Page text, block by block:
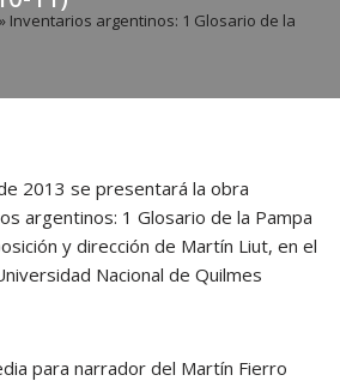
» Inventarios argentinos: 1 Glosario de la
2013 se presentará la obra
argentinos: 1 Glosario de la Pampa
y dirección de Martín Liut, en el
Nacional de Quilmes
para narrador del Martín Fierro